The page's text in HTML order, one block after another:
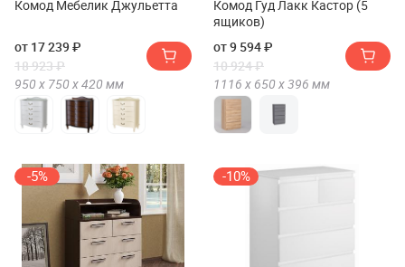
Комод Мебелик Джульетта
от 17 239 ₽
18 923 ₽
950 х 750 х420 мм
Комод Гуд Лакк Кастор (5
ящиков)
от 9 594 ₽
10 924 ₽
1116 х 650 х396 мм
-5% -10%